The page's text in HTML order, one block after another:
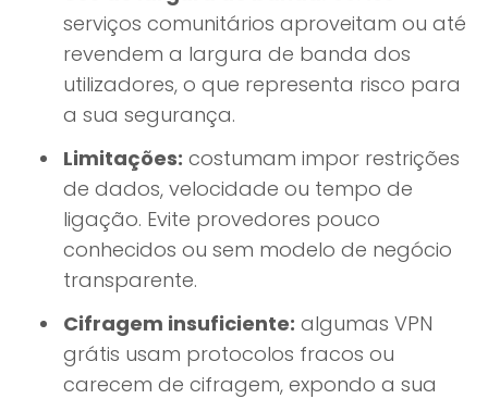
serviços comunitários aproveitam ou até
revendem a largura de banda dos
utilizadores, o que representa risco para
a sua segurança.
Limitações: costumam impor restrições
de dados, velocidade ou tempo de
ligação. Evite provedores pouco
conhecidos ou sem modelo de negócio
transparente.
Cifragem insuficiente: algumas VPN
grátis usam protocolos fracos ou
carecem de cifragem, expondo a sua